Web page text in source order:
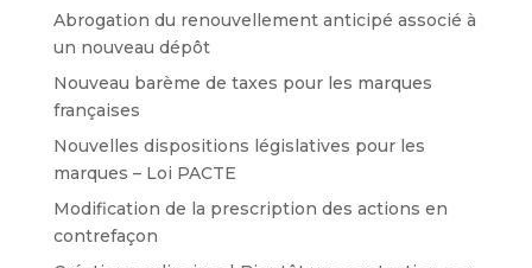
Abrogation du renouvellement anticipé associé à
un nouveau dépôt
Nouveau barème de taxes pour les marques
françaises
Nouvelles dispositions législatives pour les
marques – Loi PACTE
Modification de la prescription des actions en
contrefaçon